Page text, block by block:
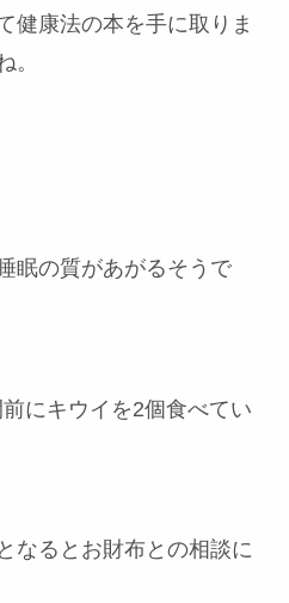
健康法の本を手に取りま
。
眠の質があがるそうで
にキウイを2個食べてい
なるとお財布との相談に